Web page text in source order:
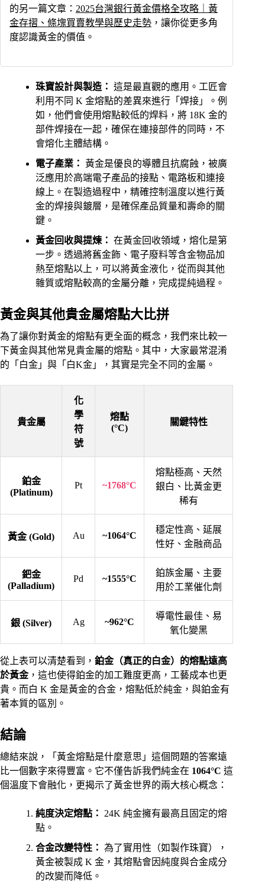
的另一篇文章： 2025台灣銀行黃金價格全攻略｜黃
金存摺、條塊買賣教學與歷史走勢 ，讓你從更多角
度認識黃金的價值。
珠寶設計與製造： 這是最直觀的應用。工匠會
利用不同 K 金熔點的差異來進行「焊接」。例
如，他們會使用熔點較低的焊料，將 18K 金的
部件焊接在一起，確保在連接部件的同時，不
會熔化主體結構。
電子產業： 黃金是優良的導體且抗腐蝕，被廣
泛應用於高端電子產品的接點、電路板和連接
線上。在製造過程中，精確控制溫度以進行黃
金的焊接與鍍層，是確保產品質量和壽命的關
鍵。
黃金回收與提煉： 在黃金回收領域，熔化是第
一步。透過將舊金飾、電子廢料等含金物品加
熱至熔點以上，可以將黃金液化，從而與其他
雜質或熔點較高的金屬分離，完成提純過程。
黃金與其他貴金屬熔點大比拼
為了讓你對黃金的熔點有更全面的概念，我們來比較一
下黃金與其他常見貴金屬的熔點。其中，大家最常混淆
的「白金」與「白K金」，其實是完全不同的金屬。
貴金屬
化
學
符
號
熔點
(°C)
關鍵特性
鉑金
(Platinum)
Pt ~1768°C
熔點極高、天然
銀白、比黃金更
稀有
黃金 (Gold) Au ~1064°C
穩定性高、延展
性好、金融商品
鈀金
(Palladium)
Pd ~1555°C
鉑族金屬、主要
用於工業催化劑
銀 (Silver) Ag ~962°C
導電性最佳、易
氧化變黑
從上表可以清楚看到， 鉑金（真正的白金）的熔點遠高
於黃金，這也使得鉑金的加工難度更高，工藝成本也更
貴。而白 K 金是黃金的合金，熔點低於純金，與鉑金有
著本質的區別。
結論
總結來說，「黃金熔點是什麼意思」這個問題的答案遠
比一個數字來得豐富。它不僅告訴我們純金在 1064°C 這
個溫度下會融化，更揭示了黃金世界的兩大核心概念：
純度決定熔點：
24K 純金擁有最高且固定的熔
點。
合金改變特性： 為了實用性（如製作珠寶），
黃金被製成 K 金，其熔點會因純度與合金成分
的改變而降低。